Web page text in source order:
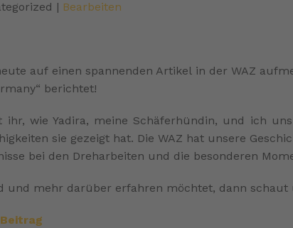
Bearbeiten
auf einen spannenden Artikel in der WAZ
berichtet!
ihr, wie Yadira, meine Schäferhündin, und ich
sie gezeigt hat. Die WAZ hat unsere
bei den Dreharbeiten und die besonderen
und mehr darüber erfahren möchtet, dann